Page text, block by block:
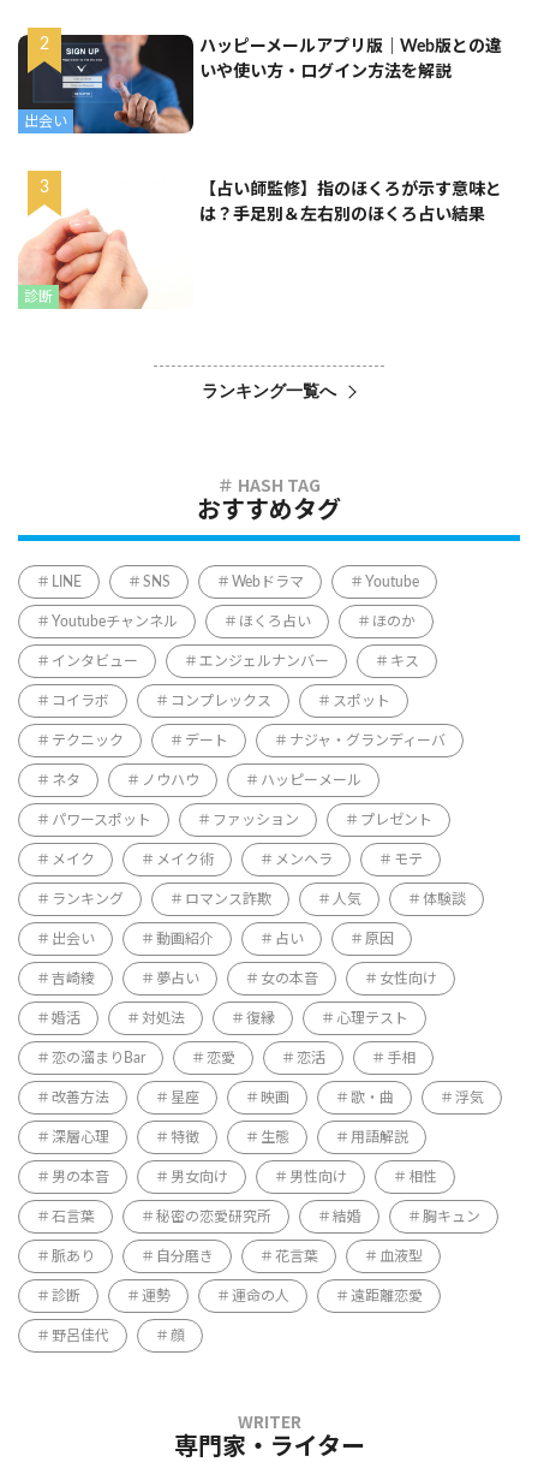
出会い
ハッピーメールアプリ版｜Web版との違
いや使い方・ログイン方法を解説
診断
【占い師監修】指のほくろが示す意味と
は？手足別＆左右別のほくろ占い結果
ランキング一覧へ
おすすめタグ
LINE SNS Webドラマ Youtube
Youtubeチャンネル ほくろ占い ほのか
インタビュー エンジェルナンバー キス
コイラボ コンプレックス スポット
テクニック デート ナジャ・グランディーバ
ネタ ノウハウ ハッピーメール
パワースポット ファッション プレゼント
メイク メイク術 メンヘラ モテ
ランキング ロマンス詐欺 人気 体験談
出会い 動画紹介 占い 原因
吉崎綾 夢占い 女の本音 女性向け
婚活 対処法 復縁 心理テスト
恋の溜まりBar 恋愛 恋活 手相
改善方法 星座 映画 歌・曲 浮気
深層心理 特徴 生態 用語解説
男の本音 男女向け 男性向け 相性
石言葉 秘密の恋愛研究所 結婚 胸キュン
脈あり 自分磨き 花言葉 血液型
診断 運勢 運命の人 遠距離恋愛
野呂佳代 顔
専門家・ライター